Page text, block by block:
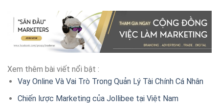
Xem thêm bài viết nổi bật :
Vay Online Và Vai Trò Trong Quản Lý Tài Chính Cá Nhân
Chiến lược Marketing của Jollibee tại Việt Nam